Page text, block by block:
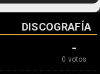
DISCOGRAFÍA
-
0 votos